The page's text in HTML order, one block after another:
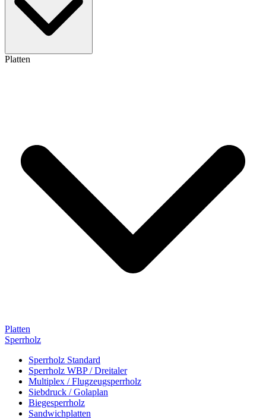
Platten
Platten
Sperrholz
Sperrholz Standard
Sperrholz WBP / Dreitaler
Multiplex / Flugzeugsperrholz
Siebdruck / Golaplan
Biegesperrholz
Sandwichplatten